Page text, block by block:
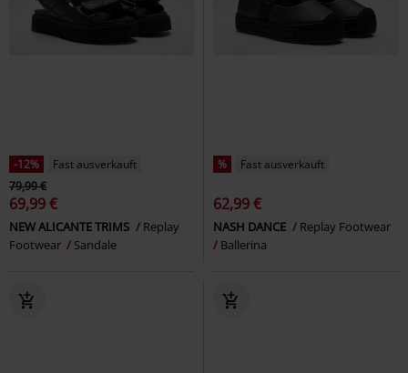
-12%
Fast ausverkauft
79,99 €
69,99 €
NEW ALICANTE TRIMS
Replay
Footwear
Sandale
% Fast ausverkauft
62,99 €
NASH DANCE
Replay Footwear
Ballerina